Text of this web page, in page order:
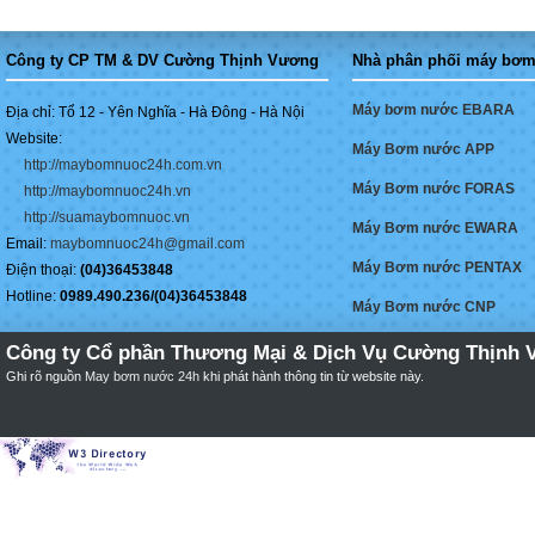
Công ty CP TM & DV Cường Thịnh Vương
Địa chỉ: Tổ 12 - Yên Nghĩa - Hà Đông - Hà Nội
Website:
http://maybomnuoc24h.com.vn
http://maybomnuoc24h.vn
http://suamaybomnuoc.vn
Email: maybomnuoc24h@gmail.com
Điện thoại: (04)36453848
Hotline: 0989.490.236/(04)36453848
Nhà phân phối máy
Máy bơm nước EBARA
Máy Bơm nước APP
Máy Bơm nước FORAS
Máy Bơm nước EWARA
Máy Bơm nước PENTAX
Máy Bơm nước CNP
Công ty Cổ phần Thương Mại & Dịch Vụ Cường Thịnh
Ghi rõ nguồn May bơm nước 24h khi phát hành thông tin từ website này.